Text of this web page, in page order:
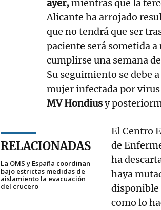
ayer,mientras que la
Alicante ha arrojado
que no tendrá que ser
paciente será sometida
cumplirse una semana
Su seguimiento se debe
mujer infectada por
MV Hondiusy
RELACIONADAS
La OMS y España coordinan
bajo estrictas medidas de
aislamiento la evacuación
del crucero
El Centro
de
ha
haya
disponible
como lo